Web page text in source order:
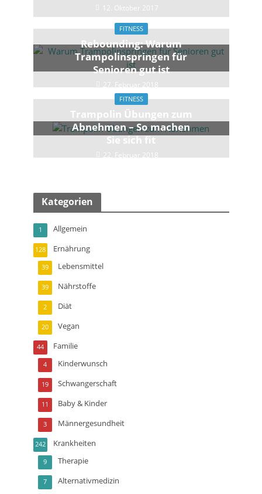
12. Oktober 2017
FITNESS
Rebounding: Warum
Trampolinspringen für
Senioren gut ist
27. Februar 2018
FITNESS
Trampolin Übungen zum
Abnehmen – So machen
Sie sich fit
22. Februar 2018
Kategorien
Allgemein
1
Ernährung
128
Lebensmittel
39
Nährstoffe
39
Diät
2
Vegan
20
Familie
44
Kinderwunsch
4
Schwangerschaft
19
Baby & Kinder
11
Männergesundheit
3
Krankheiten
242
Therapie
9
Alternativmedizin
7